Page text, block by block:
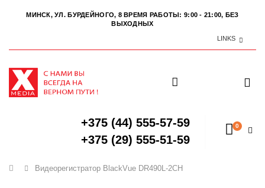
МИНСК, УЛ. БУРДЕЙНОГО, 8 ВРЕМЯ РАБОТЫ: 9:00 - 21:00, БЕЗ
ВЫХОДНЫХ
LINKS
+375 (44) 555-57-59
+375 (29) 555-51-59
0
Главная
Видеорегистратор BlackVue DR490L-2CH